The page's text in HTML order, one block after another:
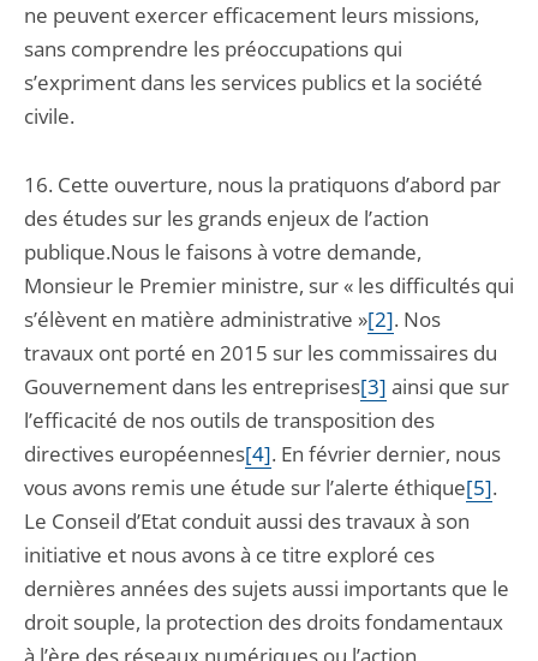
ne peuvent exercer efficacement leurs missions,
sans comprendre les préoccupations qui
s’expriment dans les services publics et la société
civile.
16. Cette ouverture, nous la pratiquons d’abord par
des études sur les grands enjeux de l’action
publique.Nous le faisons à votre demande,
Monsieur le Premier ministre, sur « les difficultés qui
s’élèvent en matière administrative »[2]. Nos
travaux ont porté en 2015 sur les commissaires du
Gouvernement dans les entreprises[3] ainsi que sur
l’efficacité de nos outils de transposition des
directives européennes[4]. En février dernier, nous
vous avons remis une étude sur l’alerte éthique[5].
Le Conseil d’Etat conduit aussi des travaux à son
initiative et nous avons à ce titre exploré ces
dernières années des sujets aussi importants que le
droit souple, la protection des droits fondamentaux